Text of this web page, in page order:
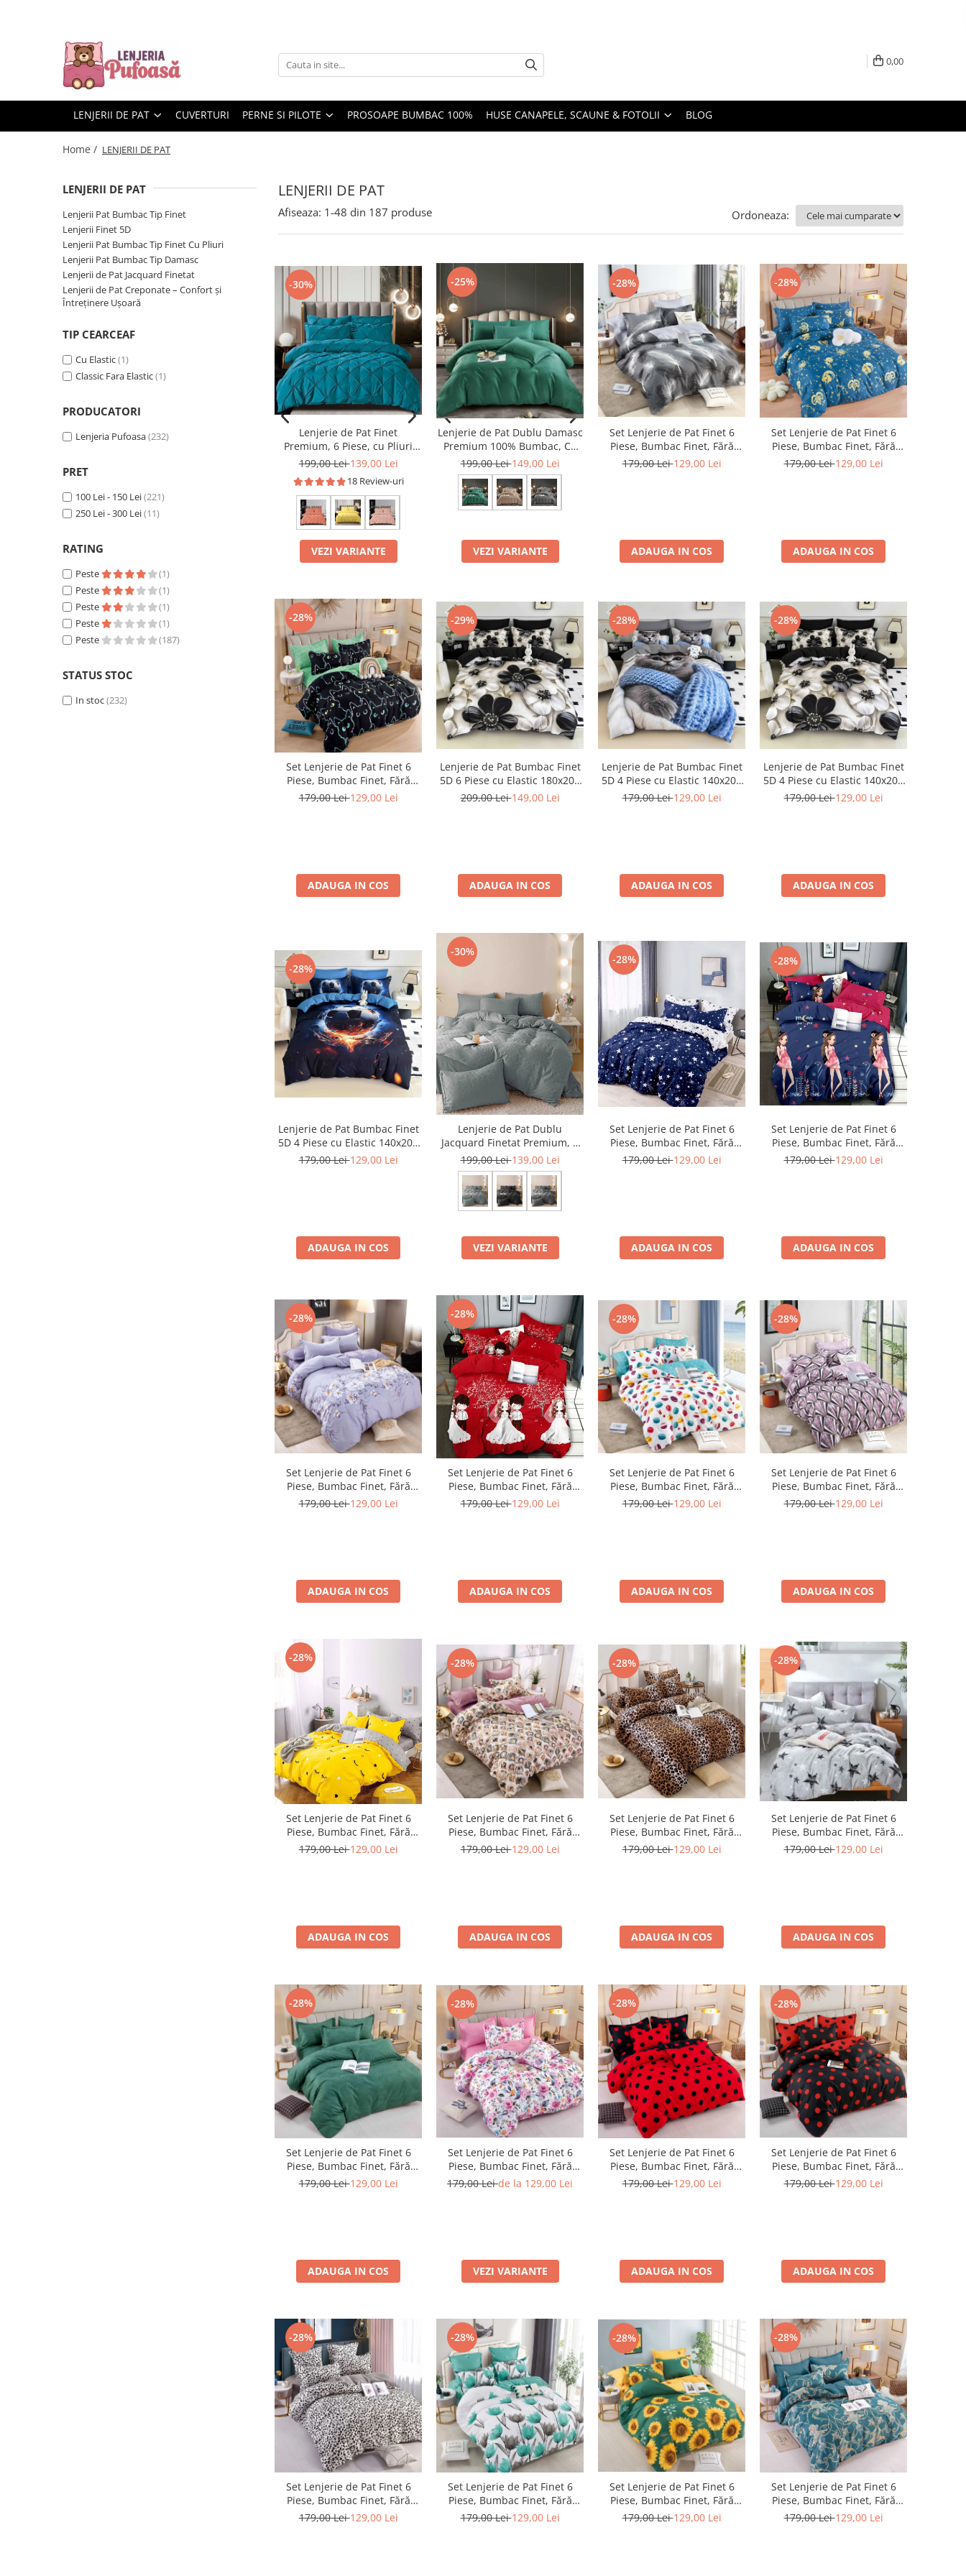
LENJERII DE PAT
Lenjerii Pat Bumbac Tip Finet
Cearceaf Pat Clasic
Lenjerii Finet 5D
Cearceaf Pat Clasic
Lenjerii Pat Bumbac Tip Damasc
Cearceaf Pat Cu Elastic
Lenjerii de Pat Jacquard Finetat
Lenjerii de Pat Creponate –
Confort și Întreținere Ușoară
PERNE SI PILOTE
Pilote
HUSE CANAPELE, SCAUNE & FOTOLII
HUSE SCAUNE
HUSE CANAPELE & FOTOLII
HUSE COLTAR
HUSE CANAPEA 2 LOCURI
0,00
LENJERII DE PAT CUVERTURI PERNE SI PILOTE PROSOAPE BUMBAC 100% HUSE CANAPELE, SCAUNE & FOTOLII BLOG
Home / LENJERII DE PAT
LENJERII DE PAT
LENJERII DE PAT
Lenjerii Pat Bumbac Tip Finet
Lenjerii Finet 5D
Lenjerii Pat Bumbac Tip Finet Cu Pliuri
Lenjerii Pat Bumbac Tip Damasc
Lenjerii de Pat Jacquard Finetat
Lenjerii de Pat Creponate – Confort și
Întreținere Ușoară
TIP CEARCEAF
Cu Elastic(1)
Classic Fara Elastic(1)
PRODUCATORI
Lenjeria Pufoasa(232)
PRET
100 Lei - 150 Lei(221)
250 Lei - 300 Lei(11)
RATING
Peste
(1)
Peste
(1)
Peste
(1)
Peste
(1)
Peste
(187)
STATUS STOC
In stoc(232)
Afiseaza: 1-48 din 187 produse Ordoneaza:
-30%
Lenjerie de Pat Finet
Premium, 6 Piese, cu Pliuri
Brodate
199,00 Lei139,00 Lei
18 Review-uri
VEZI VARIANTE
-25%
Lenjerie de Pat Dublu Damasc
Premium 100% Bumbac, Cu
Elastic, 6 Piese
199,00 Lei149,00 Lei
VEZI VARIANTE
-28%
Set Lenjerie de Pat Finet 6
Piese, Bumbac Finet, Fără
Elastic – Silver Feather
179,00 Lei129,00 Lei
ADAUGA IN COS
-28%
Set Lenjerie de Pat Finet 6
Piese, Bumbac Finet, Fără
Elastic – Zodiac Dreams
179,00 Lei129,00 Lei
ADAUGA IN COS
-28%
Set Lenjerie de Pat Finet 6
Piese, Bumbac Finet, Fără
Elastic – Mystic Cats
179,00 Lei129,00 Lei
ADAUGA IN COS
-29%
Lenjerie de Pat Bumbac Finet
5D 6 Piese cu Elastic 180x200
– Black Pearl
209,00 Lei149,00 Lei
ADAUGA IN COS
-28%
Lenjerie de Pat Bumbac Finet
5D 4 Piese cu Elastic 140x200
– Blue Cuddle Kitty
179,00 Lei129,00 Lei
ADAUGA IN COS
-28%
Lenjerie de Pat Bumbac Finet
5D 4 Piese cu Elastic 140x200
– Black Pearl
179,00 Lei129,00 Lei
ADAUGA IN COS
-28%
Lenjerie de Pat Bumbac Finet
5D 4 Piese cu Elastic 140x200
– Fire Ball
179,00 Lei129,00 Lei
ADAUGA IN COS
-30%
Lenjerie de Pat Dublu
Jacquard Finetat Premium, 6
Piese, 230x250 cm
199,00 Lei139,00 Lei
VEZI VARIANTE
-28%
Set Lenjerie de Pat Finet 6
Piese, Bumbac Finet, Fără
Elastic – Star Night
179,00 Lei129,00 Lei
ADAUGA IN COS
-28%
Set Lenjerie de Pat Finet 6
Piese, Bumbac Finet, Fără
Elastic – Sweet Girl
179,00 Lei129,00 Lei
ADAUGA IN COS
-28%
Set Lenjerie de Pat Finet 6
Piese, Bumbac Finet, Fără
Elastic – Lavender Bloom
179,00 Lei129,00 Lei
ADAUGA IN COS
-28%
Set Lenjerie de Pat Finet 6
Piese, Bumbac Finet, Fără
Elastic – Love Forever
179,00 Lei129,00 Lei
ADAUGA IN COS
-28%
Set Lenjerie de Pat Finet 6
Piese, Bumbac Finet, Fără
Elastic – Sweet Macarons
179,00 Lei129,00 Lei
ADAUGA IN COS
-28%
Set Lenjerie de Pat Finet 6
Piese, Bumbac Finet, Fără
Elastic – Rose Crystal
179,00 Lei129,00 Lei
ADAUGA IN COS
-28%
Set Lenjerie de Pat Finet 6
Piese, Bumbac Finet, Fără
Elastic – Sunny Smile
179,00 Lei129,00 Lei
ADAUGA IN COS
-28%
Set Lenjerie de Pat Finet 6
Piese, Bumbac Finet, Fără
Elastic – Rose Elegance
179,00 Lei129,00 Lei
ADAUGA IN COS
-28%
Set Lenjerie de Pat Finet 6
Piese, Bumbac Finet, Fără
Elastic – Wild Leopard
179,00 Lei129,00 Lei
ADAUGA IN COS
-28%
Set Lenjerie de Pat Finet 6
Piese, Bumbac Finet, Fără
Elastic – Urban Stars
179,00 Lei129,00 Lei
ADAUGA IN COS
-28%
Set Lenjerie de Pat Finet 6
Piese, Bumbac Finet, Fără
Elastic – Emerald Grace
179,00 Lei129,00 Lei
ADAUGA IN COS
-28%
Set Lenjerie de Pat Finet 6
Piese, Bumbac Finet, Fără
Elastic – Pink Blossom
179,00 Leide la 129,00 Lei
VEZI VARIANTE
-28%
Set Lenjerie de Pat Finet 6
Piese, Bumbac Finet, Fără
Elastic – Red Polka
179,00 Lei129,00 Lei
ADAUGA IN COS
-28%
Set Lenjerie de Pat Finet 6
Piese, Bumbac Finet, Fără
Elastic – Black Polka
179,00 Lei129,00 Lei
ADAUGA IN COS
-28%
Set Lenjerie de Pat Finet 6
Piese, Bumbac Finet, Fără
Elastic – Snow Leopard
179,00 Lei129,00 Lei
-28%
Set Lenjerie de Pat Finet 6
Piese, Bumbac Finet, Fără
Elastic – Mint Blossom
179,00 Lei129,00 Lei
-28%
Set Lenjerie de Pat Finet 6
Piese, Bumbac Finet, Fără
Elastic – Sunflower Dream
179,00 Lei129,00 Lei
-28%
Set Lenjerie de Pat Finet 6
Piese, Bumbac Finet, Fără
Elastic – Royal Sapphire
179,00 Lei129,00 Lei